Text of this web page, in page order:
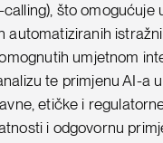
što omogućuje
automatiziranih
umjetnom
te primjenu AI-a
etičke i
i odgovornu